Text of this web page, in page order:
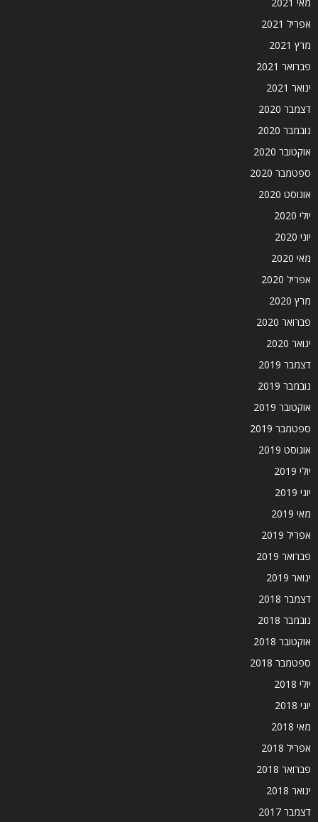
אפריל 2021
מרץ 2021
פברואר 2021
ינואר 2021
דצמבר 2020
נובמבר 2020
אוקטובר 2020
ספטמבר 2020
אוגוסט 2020
יולי 2020
יוני 2020
מאי 2020
אפריל 2020
מרץ 2020
פברואר 2020
ינואר 2020
דצמבר 2019
נובמבר 2019
אוקטובר 2019
ספטמבר 2019
אוגוסט 2019
יולי 2019
יוני 2019
מאי 2019
אפריל 2019
פברואר 2019
ינואר 2019
דצמבר 2018
נובמבר 2018
אוקטובר 2018
ספטמבר 2018
יולי 2018
יוני 2018
מאי 2018
אפריל 2018
פברואר 2018
ינואר 2018
דצמבר 2017